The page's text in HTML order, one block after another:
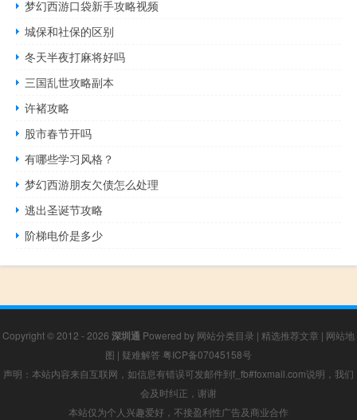
梦幻西游口袋新手攻略视频
城保和社保的区别
冬天半夜打麻将好吗
三国乱世攻略副本
许褚攻略
股市春节开吗
有哪些学习风格？
梦幻西游朋友欠债怎么处理
逃出圣诞节攻略
阶梯电价是多少
Copyright © 2012 - 2026 深圳通 Powered by 网站分类目录 | 精选推荐文章 | 网站地
图 | 疑难解答 粤ICP备07045158号
声明：本站内容来自互联网，如信息有错误可发邮件到f_fb#foxmail.com说明，我们
会及时纠正，谢谢
本站仅为个人兴趣爱好，不接盈利性广告及商业合作